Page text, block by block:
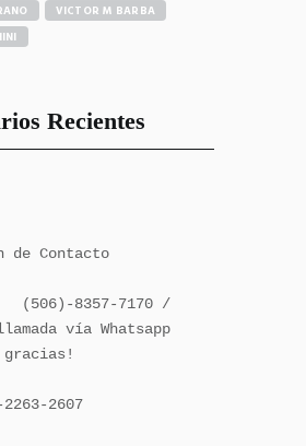
VICTOR M BARBA
Recientes
de Contacto
(506)-8357-7170 /
vía Whatsapp
gracias!
2607